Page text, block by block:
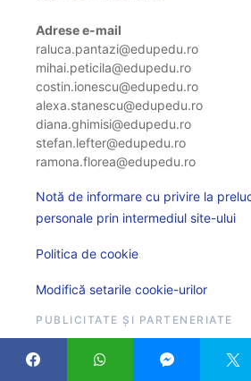
Adrese e-mail
raluca.pantazi@edupedu.ro
mihai.peticila@edupedu.ro
costin.ionescu@edupedu.ro
alexa.stanescu@edupedu.ro
diana.ghimisi@edupedu.ro
stefan.lefter@edupedu.ro
ramona.florea@edupedu.ro
Notă de informare cu privire la
personale prin intermediul site-ului
Politica de cookie
Modifică setarile cookie-urilor
PUBLICITATE ȘI PARTENERIATE
Adresă de e-mail